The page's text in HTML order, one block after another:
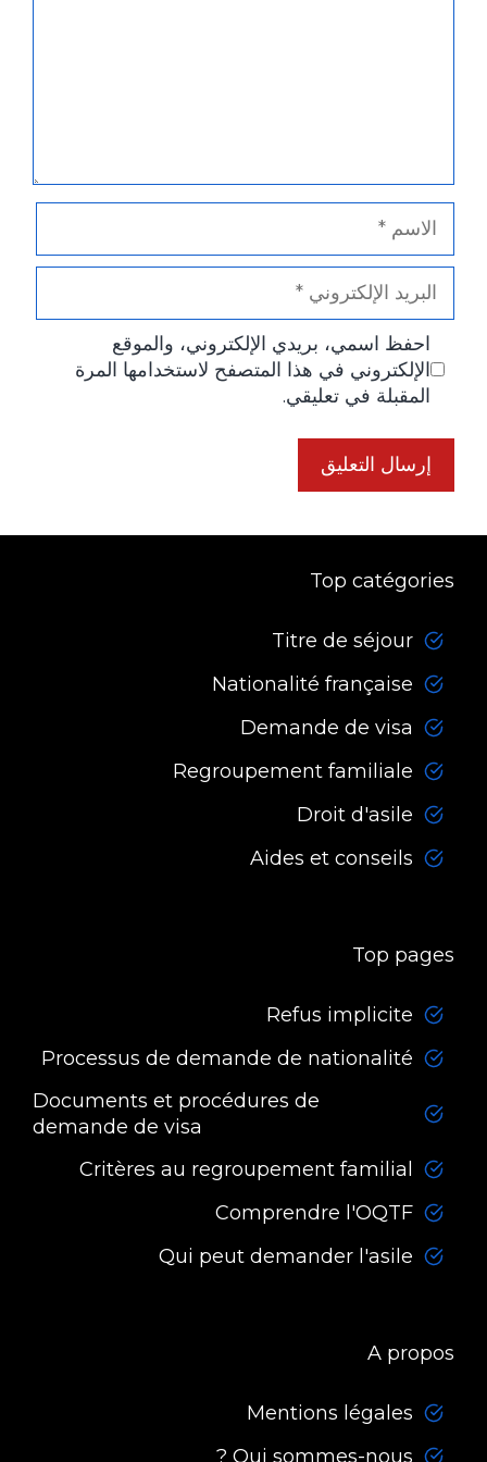
الاسم
البريد
الإلكتروني
احفظ اسمي، بريدي الإلكتروني، والموقع
الإلكتروني في هذا المتصفح لاستخدامها المرة
المقبلة في تعليقي.
Top catégories
Titre de séjour
Nationalité française
Demande de visa
Regroupement familiale
Droit d'asile
Aides et conseils
Top pages
Refus implicite
Processus de demande de nationalité
Documents et procédures de
demande de visa
Critères au regroupement familial
Comprendre l'OQTF
Qui peut demander l'asile
A propos
Mentions légales
Qui sommes-nous ?